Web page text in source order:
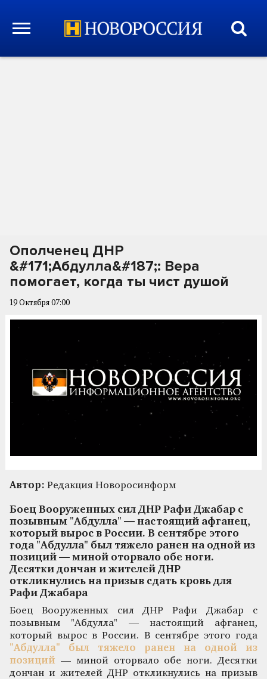
Ополченец ДНР
&#171;Абдулла&#187;: Вера
помогает, когда ты чист душой
19 Октября 07:00
Автор: Редакция Новоросинформ
Боец Вооруженных сил ДНР Рафи Джабар с
позывным "Абдулла" — настоящий афганец,
который вырос в России. В сентябре этого
года "Абдулла" был тяжело ранен на одной из
позиций — миной оторвало обе ноги.
Десятки дончан и жителей ДНР
откликнулись на призыв сдать кровь для
Рафи Джабара
Боец Вооруженных сил ДНР Рафи Джабар с
позывным "Абдулла" — настоящий афганец,
который вырос в России. В сентябре этого года
"Абдулла" был тяжело ранен на одной из
позиций — миной оторвало обе ноги. Десятки
дончан и жителей ДНР откликнулись на призыв